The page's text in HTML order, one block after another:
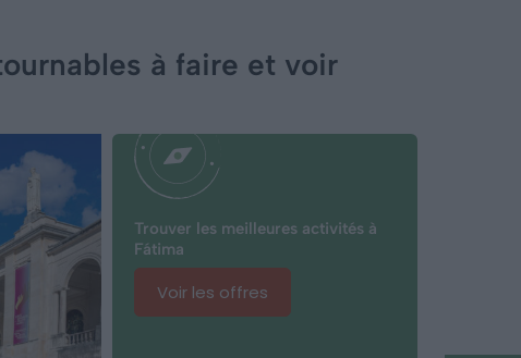
à faire et voir
Trouver les meilleures activités à
Fátima
Voir les offres